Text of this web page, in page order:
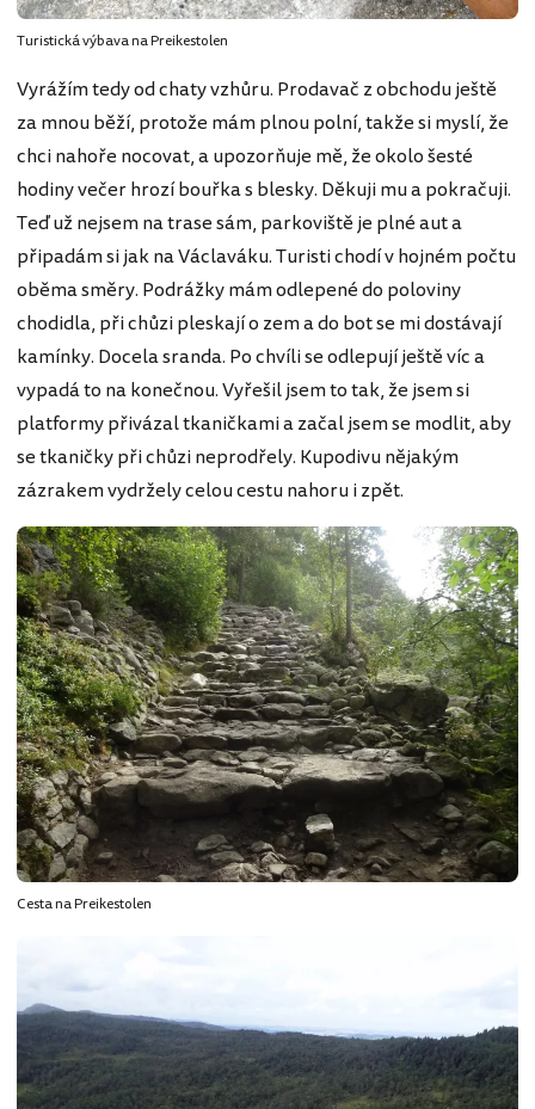
Turistická výbava na Preikestolen
Vyrážím tedy od chaty vzhůru. Prodavač z obchodu ještě
za mnou běží, protože mám plnou polní, takže si myslí, že
chci nahoře nocovat, a upozorňuje mě, že okolo šesté
hodiny večer hrozí bouřka s blesky. Děkuji mu a pokračuji.
Teď už nejsem na trase sám, parkoviště je plné aut a
připadám si jak na Václaváku. Turisti chodí v hojném počtu
oběma směry. Podrážky mám odlepené do poloviny
chodidla, při chůzi pleskají o zem a do bot se mi dostávají
kamínky. Docela sranda. Po chvíli se odlepují ještě víc a
vypadá to na konečnou. Vyřešil jsem to tak, že jsem si
platformy přivázal tkaničkami a začal jsem se modlit, aby
se tkaničky při chůzi neprodřely. Kupodivu nějakým
zázrakem vydržely celou cestu nahoru i zpět.
Cesta na Preikestolen